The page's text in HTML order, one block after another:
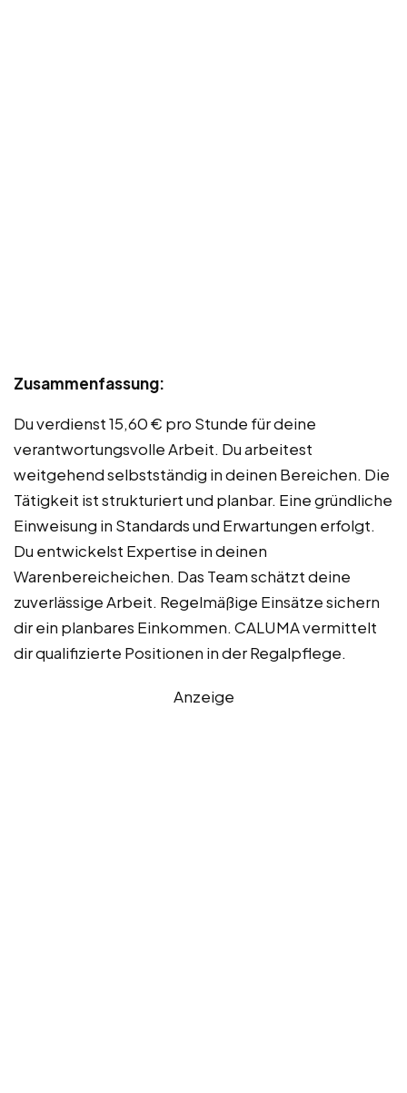
Zusammenfassung:
Du verdienst 15,60 € pro Stunde für deine
verantwortungsvolle Arbeit. Du arbeitest
weitgehend selbstständig in deinen Bereichen. Die
Tätigkeit ist strukturiert und planbar. Eine gründliche
Einweisung in Standards und Erwartungen erfolgt.
Du entwickelst Expertise in deinen
Warenbereicheichen. Das Team schätzt deine
zuverlässige Arbeit. Regelmäßige Einsätze sichern
dir ein planbares Einkommen. CALUMA vermittelt
dir qualifizierte Positionen in der Regalpflege.
Anzeige